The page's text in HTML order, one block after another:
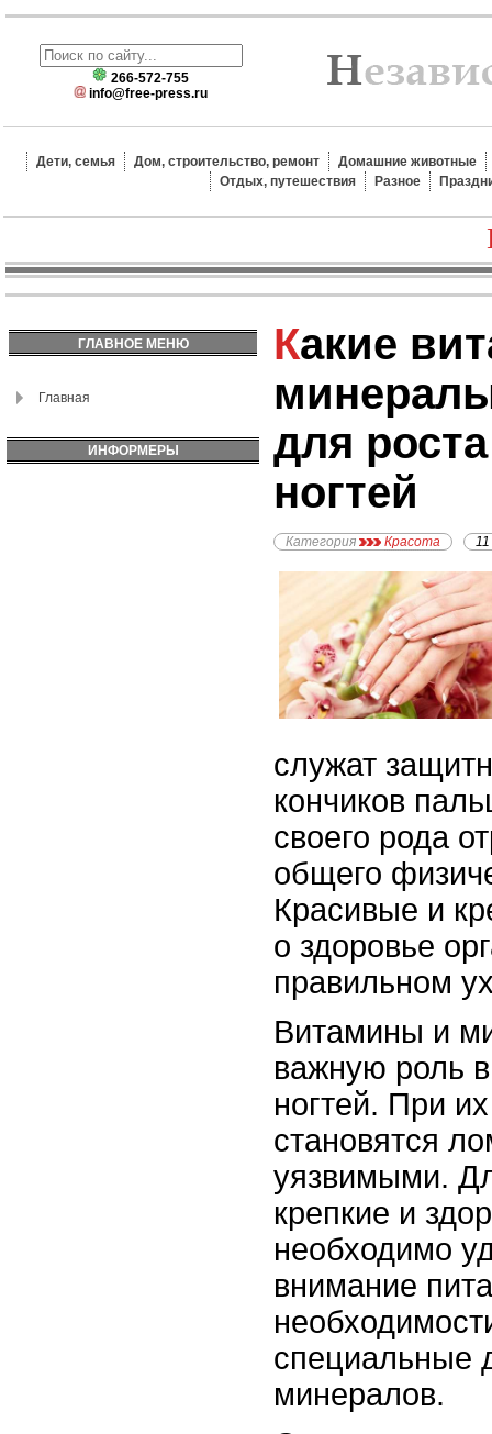
266-572-755
info@free-press.ru
Дети, семья Дом, строительство, ремонт
Домашние животные
Отдых, путешествия
Разное
ГЛАВНОЕ МЕНЮ
Главная
ИНФОРМЕРЫ
Какие витамины и
для
ногтей
Категория Красота
служат
кончиков
своего рода
общего
Красивые и
о здоровье
правильном
Витамины и
важную роль
ногтей. При
становятся
уязвимыми.
крепкие и
необходимо
внимание
специальные
минералов.